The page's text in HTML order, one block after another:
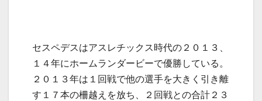
セスペデスはアスレチックス時代の２０１３、
１４年にホームランダービーで優勝している。
２０１３年は１回戦で他の選手を大きく引き離
す１７本の柵越えを放ち、２回戦との合計２３